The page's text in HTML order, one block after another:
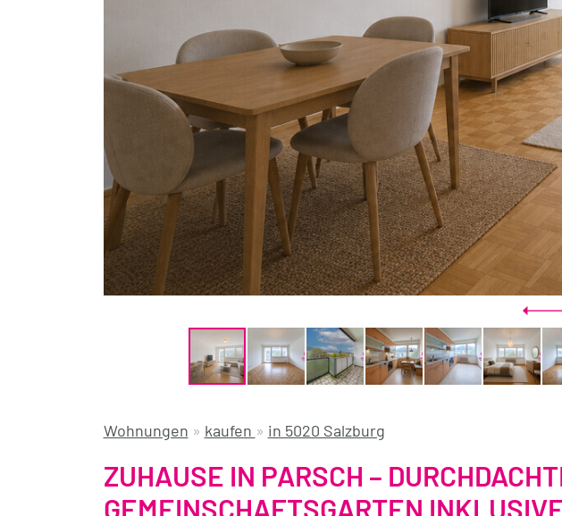
Wohnungen » kaufen » in 5020 Salzburg
ZUHAUSE IN PARSCH –
EMEINSCHAFTSGARTEN